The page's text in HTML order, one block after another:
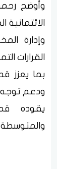
وأوضح
وإدارة
القرارات
بما يعزز
ودعم توجه
يقوده
والمتوسطة